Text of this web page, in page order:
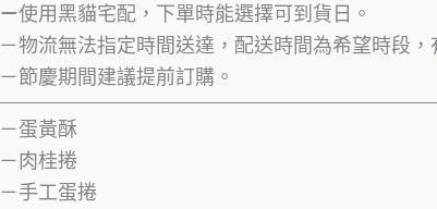
－使用黑貓宅配，下單時能選擇可到貨日。
－物流無法指定時間送達，配送時間為希望時段，
－節慶期間建議提前訂購。
－蛋黃酥
－肉桂捲
－手工蛋捲